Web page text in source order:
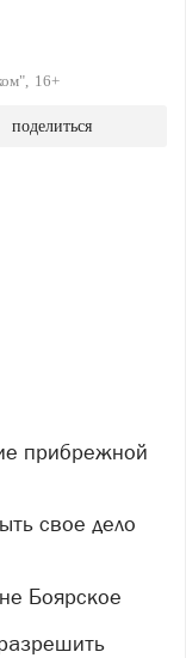
16+
поделиться
Боярское